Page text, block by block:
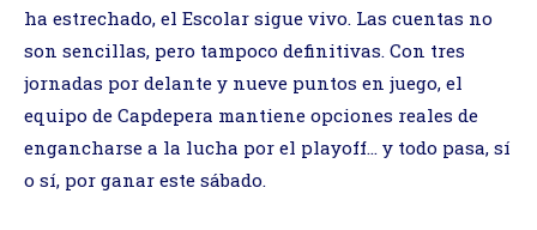
ha estrechado, el Escolar sigue vivo. Las cuentas no
son sencillas, pero tampoco definitivas. Con tres
jornadas por delante y nueve puntos en juego, el
equipo de Capdepera mantiene opciones reales de
engancharse a la lucha por el playoff… y todo pasa, sí
o sí, por ganar este sábado.